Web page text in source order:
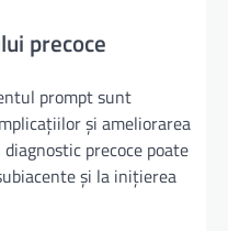
precoce
prompt sunt
și ameliorarea
precoce poate
și la inițierea